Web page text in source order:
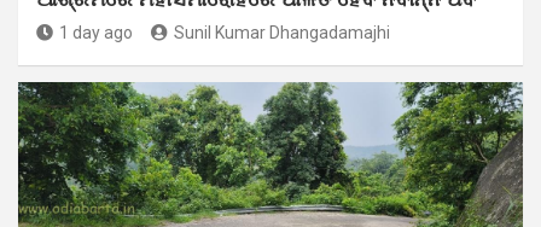
1 day ago Sunil Kumar Dhangadamajhi